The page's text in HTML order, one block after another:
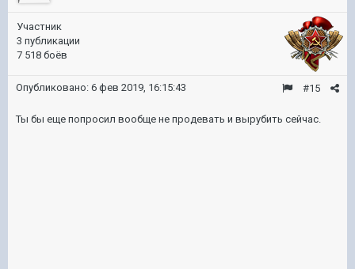
Участник
3 публикации
7 518 боёв
#15
Опубликовано: 6 фев 2019, 16:15:43
Ты бы еще попросил вообще не продевать и вырубить сейчас.